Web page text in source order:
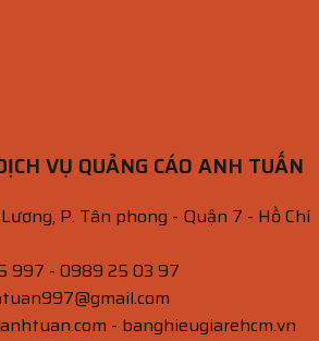
VỤ QUẢNG CÁO ANH TUẤN
P. Tân phong - Quận 7 - Hồ Chí
997 - 0989 25 03 97
- banghieugiarehcm.vn